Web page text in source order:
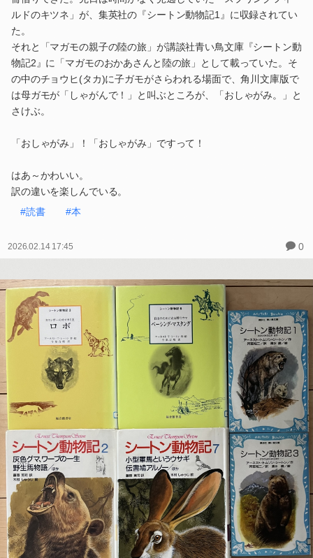
ルドのキツネ」が、集英社の『シートン動物記1』に収録されてい
た。
それと「マガモの親子の陸の旅」が講談社青い鳥文庫『シートン動
物記2』に「マガモのおかあさんと陸の旅」として載っていた。そ
の中のチョウヒ(タカ)に子ガモがさらわれる場面で、角川文庫版で
は母ガモが「しゃがんで！」と叫ぶところが、「おしゃがみ。」と
さけぶ。
「おしゃがみ」！「おしゃがみ」ですって！
はあ～かわいい。
訳の違いを楽しんでいる。
#読書
#本
2026.02.14 17:45 0